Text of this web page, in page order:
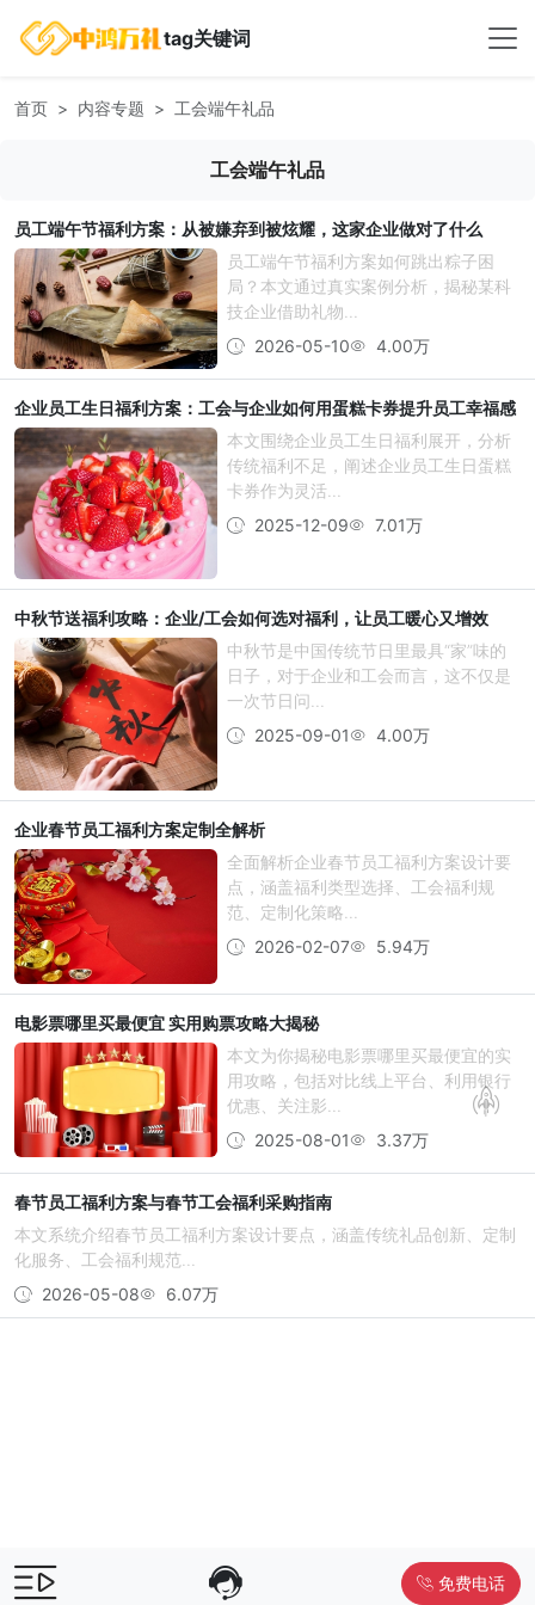
tag关键词
首页 内容专题 工会端午礼品
工会端午礼品
员工端午节福利方案：从被嫌弃到被炫耀，这家企业做对了什么
员工端午节福利方案如何跳出粽子困
局？本文通过真实案例分析，揭秘某科
技企业借助礼物...
2026-05-10
4.00万
企业员工生日福利方案：工会与企业如何用蛋糕卡券提升员工幸福感
本文围绕企业员工生日福利展开，分析
传统福利不足，阐述企业员工生日蛋糕
卡券作为灵活...
2025-12-09
7.01万
中秋节送福利攻略：企业/工会如何选对福利，让员工暖心又增效
中秋节是中国传统节日里最具“家”味的
日子，对于企业和工会而言，这不仅是
一次节日问...
2025-09-01
4.00万
企业春节员工福利方案定制全解析
全面解析企业春节员工福利方案设计要
点，涵盖福利类型选择、工会福利规
范、定制化策略...
2026-02-07
5.94万
电影票哪里买最便宜 实用购票攻略大揭秘
本文为你揭秘电影票哪里买最便宜的实
用攻略，包括对比线上平台、利用银行
优惠、关注影...
2025-08-01
3.37万
春节员工福利方案与春节工会福利采购指南
本文系统介绍春节员工福利方案设计要点，涵盖传统礼品创新、定制
化服务、工会福利规范...
2026-05-08
6.07万
免费电话